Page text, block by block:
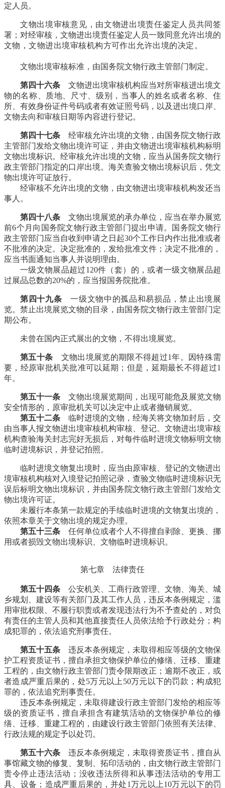
定人员。
文物出境审核意见，由文物进出境责任鉴定人员共同签
署；对经审核，文物进出境责任鉴定人员一致同意允许出境的
文物，文物进出境审核机构方可作出允许出境的决定。
文物出境审核标准，由国务院文物行政主管部门制定。
第四十六条 文物进出境审核机构应当对所审核进出境文
物的名称、质地、尺寸、级别，当事人的姓名或者名称、住
所、有效身份证件号码或者有效证照号码，以及进出境口岸、
文物去向和审核日期等内容进行登记。
第四十七条 经审核允许出境的文物，由国务院文物行政
主管部门发给文物出境许可证，并由文物进出境审核机构标明
文物出境标识。经审核允许出境的文物，应当从国务院文物行
政主管部门指定的口岸出境。海关查验文物出境标识后，凭文
物出境许可证放行。
经审核不允许出境的文物，由文物进出境审核机构发还当
事人。
第四十八条 文物出境展览的承办单位，应当在举办展览
前6个月向国务院文物行政主管部门提出申请。国务院文物行
政主管部门应当自收到申请之日起30个工作日内作出批准或者
不批准的决定。决定批准的，发给批准文件；决定不批准的，
应当书面通知当事人并说明理由。
一级文物展品超过120件（套）的，或者一级文物展品超
过展品总数的20%的，应当报国务院批准。
第四十九条 一级文物中的孤品和易损品，禁止出境展
览。禁止出境展览文物的目录，由国务院文物行政主管部门定
期公布。
未曾在国内正式展出的文物，不得出境展览。
第五十条 文物出境展览的期限不得超过1年。因特殊需
要，经原审批机关批准可以延期；但是，延期最长不得超过1
年。
第五十一条 文物出境展览期间，出现可能危及展览文物
安全情形的，原审批机关可以决定中止或者撤销展览。
第五十二条 临时进境的文物，经海关将文物加封后，交
由当事人报文物进出境审核机构审核、登记。文物进出境审核
机构查验海关封志完好无损后，对每件临时进境文物标明文物
临时进境标识，并登记拍照。
临时进境文物复出境时，应当由原审核、登记的文物进出
境审核机构核对入境登记拍照记录，查验文物临时进境标识无
误后标明文物出境标识，并由国务院文物行政主管部门发给文
物出境许可证。
未履行本条第一款规定的手续临时进境的文物复出境的，
依照本章关于文物出境的规定办理。
第五十三条 任何单位或者个人不得擅自剥除、更换、挪
用或者损毁文物出境标识、文物临时进境标识。
第七章 法律责任
第五十四条 公安机关、工商行政管理、文物、海关、城
乡规划、建设等有关部门及其工作人员，违反本条例规定，滥
用审批权限、不履行职责或者发现违法行为不予查处的，对负
有责任的主管人员和其他直接责任人员依法给予行政处分；构
成犯罪的，依法追究刑事责任。
第五十五条 违反本条例规定，未取得相应等级的文物保
护工程资质证书，擅自承担文物保护单位的修缮、迁移、重建
工程的，由文物行政主管部门责令限期改正；逾期不改正，或
者造成严重后果的，处5万元以上50万元以下的罚款；构成犯
罪的，依法追究刑事责任。
违反本条例规定，未取得建设行政主管部门发给的相应等
级的资质证书，擅自承担含有建筑活动的文物保护单位的修
缮、迁移、重建工程的，由建设行政主管部门依照有关法律、
行政法规的规定予以处罚。
第五十六条 违反本条例规定，未取得资质证书，擅自从
事馆藏文物的修复、复制、拓印活动的，由文物行政主管部门
责令停止违法活动；没收违法所得和从事违法活动的专用工
具、设备；造成严重后果的，并处1万元以上10万元以下的罚